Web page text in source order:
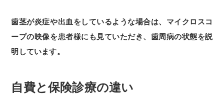
歯茎が炎症や出血をしているような場合は、マイクロスコ
ープの映像を患者様にも見ていただき、歯周病の状態を説
明しています。
自費と保険診療の違い